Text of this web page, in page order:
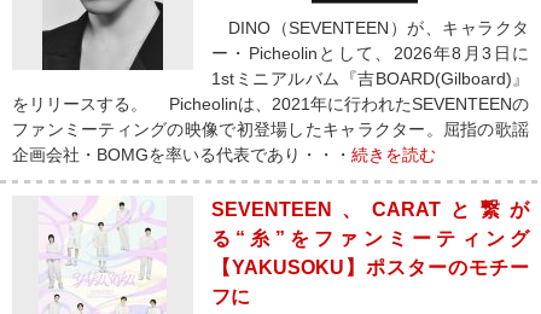
DINO（SEVENTEEN）が、キャラクタ
ー・Picheolinとして、2026年8月3日に
1stミニアルバム『吉BOARD(Gilboard)』
をリリースする。 Picheolinは、2021年に行われたSEVENTEENの
ファンミーティングの映像で初登場したキャラクター。屈指の歌謡
企画会社・BOMGを率いる代表であり・・・ 続きを読む
SEVENTEEN、CARATと繋が
る“糸”をファンミーティング
【YAKUSOKU】ポスターのモチー
フに